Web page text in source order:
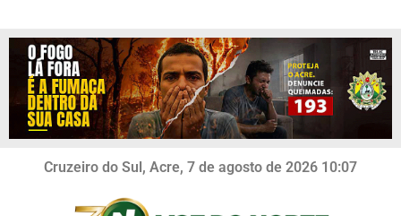
Cruzeiro do Sul, Acre, 7 de agosto de 2026 10:07